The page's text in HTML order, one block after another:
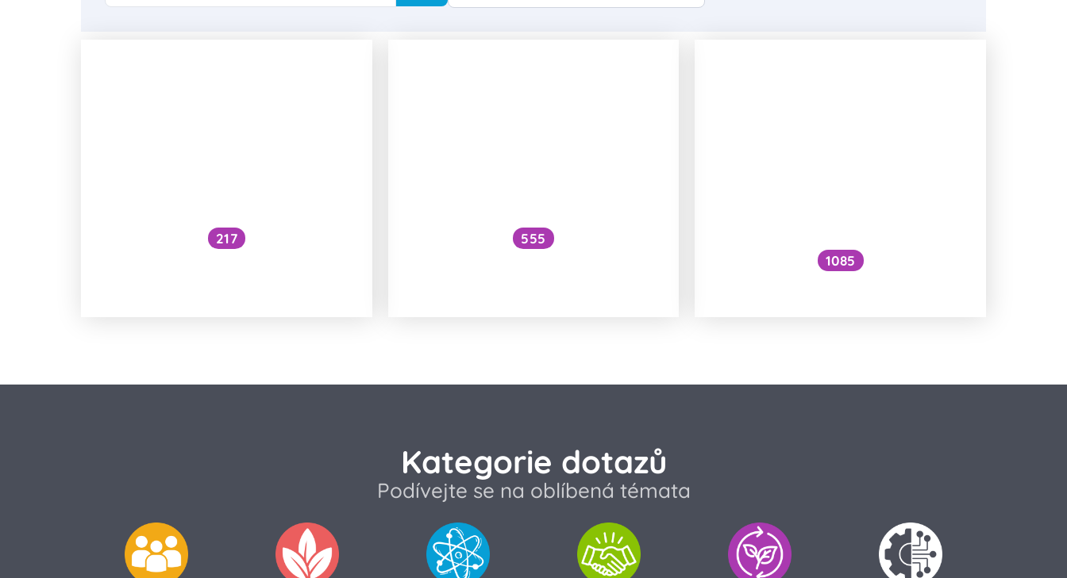
217 555
1085
Kategorie dotazů
Podívejte se na oblíbená témata